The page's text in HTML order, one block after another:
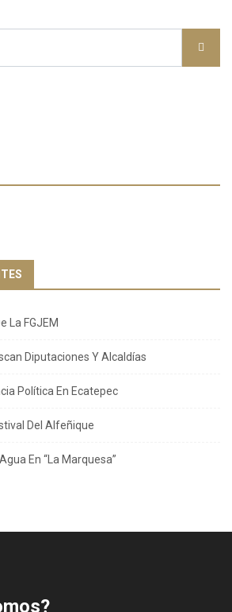
La FGJEM
Diputaciones Y Alcaldías
Política En Ecatepec
Del Alfeñique
En “La Marquesa”